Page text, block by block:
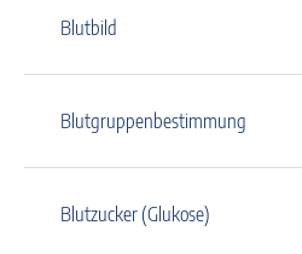
Blutbild
Blutgruppenbestimmung
Blutzucker (Glukose)